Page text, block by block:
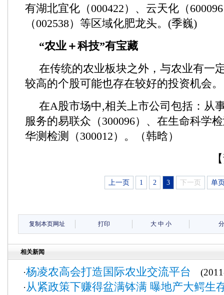
有湖北宜化（000422）、云天化（
（002538）等区域化肥龙头。(季巍)
“农业＋科技”有宝藏
在传统的农业板块之外，与农业有一
较高的个股可能也存在较好的投资机会。
在A股市场中,相关上市公司包括：从
服务的易联众（300096）、在生命科学
华测检测（300012）。（韩晗）
上一页 1 2 3 下一页 单
复制本页网址 打印 大 中 小
相关新闻
·杨凌农高会打造国际农业交流平台
·从紧政策下赚得盆满钵满 曝地产大鳄生